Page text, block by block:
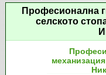
Професионална
селското